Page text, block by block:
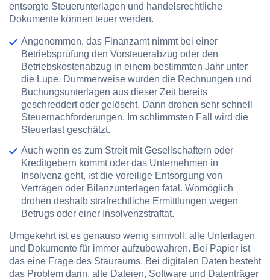
entsorgte Steuerunterlagen und handelsrechtliche
Dokumente können teuer werden.
Angenommen, das Finanzamt nimmt bei einer
Betriebsprüfung den Vorsteuerabzug oder den
Betriebskostenabzug in einem bestimmten Jahr unter
die Lupe. Dummerweise wurden die Rechnungen und
Buchungsunterlagen aus dieser Zeit bereits
geschreddert oder gelöscht. Dann drohen sehr schnell
Steuernachforderungen. Im schlimmsten Fall wird die
Steuerlast geschätzt.
Auch wenn es zum Streit mit Gesellschaftern oder
Kreditgebern kommt oder das Unternehmen in
Insolvenz geht, ist die voreilige Entsorgung von
Verträgen oder Bilanzunterlagen fatal. Womöglich
drohen deshalb strafrechtliche Ermittlungen wegen
Betrugs oder einer Insolvenzstraftat.
Umgekehrt ist es genauso wenig sinnvoll, alle Unterlagen
und Dokumente für immer aufzubewahren. Bei Papier ist
das eine Frage des Stauraums. Bei digitalen Daten besteht
das Problem darin, alte Dateien, Software und Datenträger